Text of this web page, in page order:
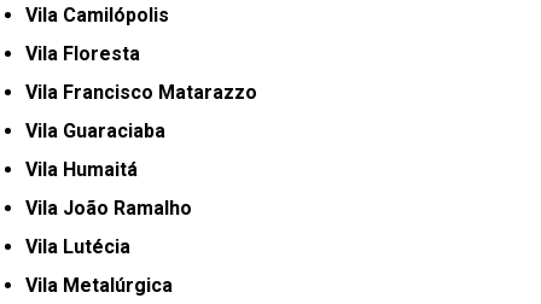
Vila Camilópolis
Vila Floresta
Vila Francisco Matarazzo
Vila Guaraciaba
Vila Humaitá
Vila João Ramalho
Vila Lutécia
Vila Metalúrgica